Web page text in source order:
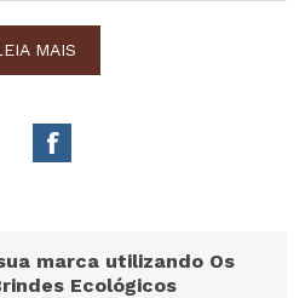
MAIS
marca utilizando Os
Ecológicos